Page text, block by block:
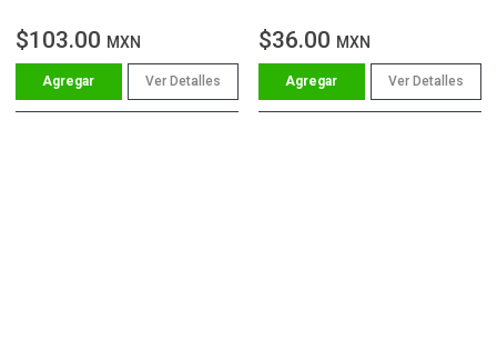
$103.00 MXN
Ver Detalles
$36.00 MXN
Ver Detalles